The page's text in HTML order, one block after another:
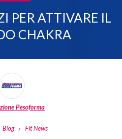
PER ATTIVARE IL
CHAKRA
Pesoforma
Blog Fit News